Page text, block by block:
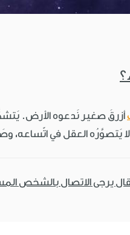
أزرقَ صغير نَدعوه الأرض.
يَتصوَّرُه العقل في اتّساعه،
يرجى الاتصال بالشخص